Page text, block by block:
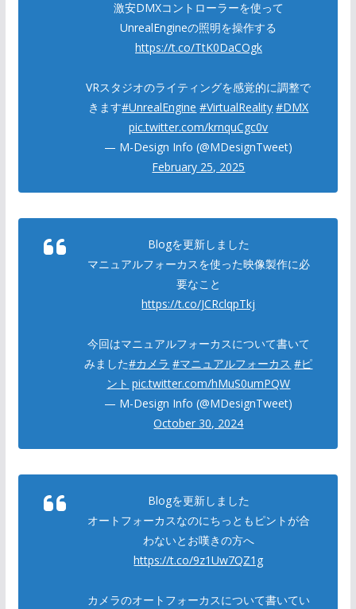
激安DMXコントローラーを使って
UnrealEngineの照明を操作する
https://t.co/TtK0DaCOgk
VRスタジオのライティングを感覚的に調整で
きます#UnrealEngine #VirtualReality #DMX
pic.twitter.com/krnquCgc0v
— M-Design Info (@MDesignTweet)
February 25, 2025
Blogを更新しました
マニュアルフォーカスを使った映像製作に必
要なこと
https://t.co/JCRclqpTkj
今回はマニュアルフォーカスについて書いて
みました#カメラ #マニュアルフォーカス #ピ
ント pic.twitter.com/hMuS0umPQW
— M-Design Info (@MDesignTweet)
October 30, 2024
Blogを更新しました
オートフォーカスなのにちっともピントが合
わないとお嘆きの方へ
https://t.co/9z1Uw7QZ1g
カメラのオートフォーカスについて書いてい